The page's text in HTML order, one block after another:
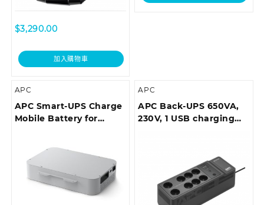
$3,290.00
加入購物車
APC
APC Smart-UPS Charge
Mobile Battery for
APC
APC Back-UPS 650VA,
230V, 1 USB charging